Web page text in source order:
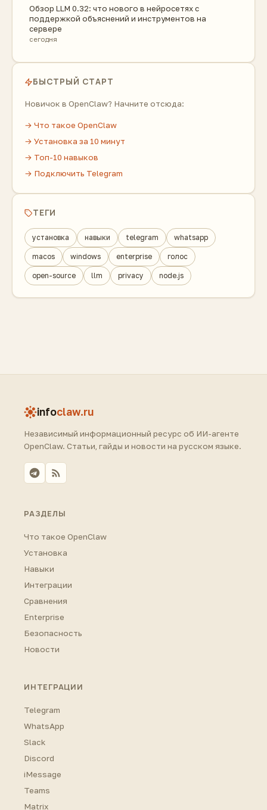
Обзор LLM 0.32: что нового в нейросетях с
поддержкой объяснений и инструментов на
сервере
сегодня
БЫСТРЫЙ СТАРТ
Новичок в OpenClaw? Начните отсюда:
→ Что такое OpenClaw
→ Установка за 10 минут
→ Топ-10 навыков
→ Подключить Telegram
ТЕГИ
установка навыки telegram whatsapp
macos windows enterprise голос
open-source llm privacy node.js
infoclaw.ru
Независимый информационный ресурс об ИИ-агенте
OpenClaw. Статьи, гайды и новости на русском языке.
РАЗДЕЛЫ
Что такое OpenClaw
Установка
Навыки
Интеграции
Сравнения
Enterprise
Безопасность
Новости
ИНТЕГРАЦИИ
Telegram
WhatsApp
Slack
Discord
iMessage
Teams
Matrix